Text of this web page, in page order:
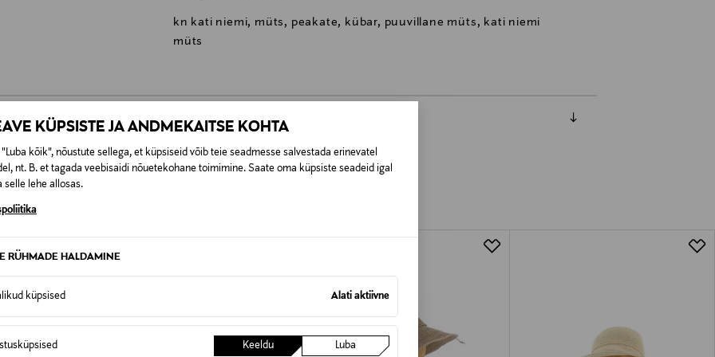
KÜPSISTE JA ANDMEKAITSE KOHTA
kõik", nõustute sellega, et küpsiseid võib teie seadmesse salvestada erinevatel
nt. B. et tagada veebisaidi nõuetekohane toimimine. Saate oma küpsiste seadeid igal
selle lehe allosas.
RÜHMADE HALDAMINE
küpsised Alati aktiivne
Keeldu Luba
kn kati niemi, müts, peakate, kübar, puuvillane müts, kati niemi
müts
0,00 €
KA